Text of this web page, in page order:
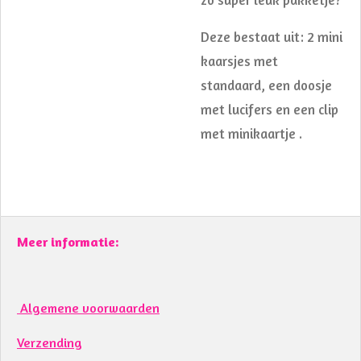
Deze bestaat uit: 2 mini
kaarsjes met
standaard, een doosje
met lucifers en een clip
met minikaartje .
Meer informatie:
Algemene voorwaarden
Verzending